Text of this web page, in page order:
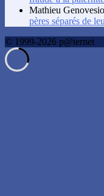
Mathieu Genovesio
pères séparés de
© 1999-2026 p@ternet